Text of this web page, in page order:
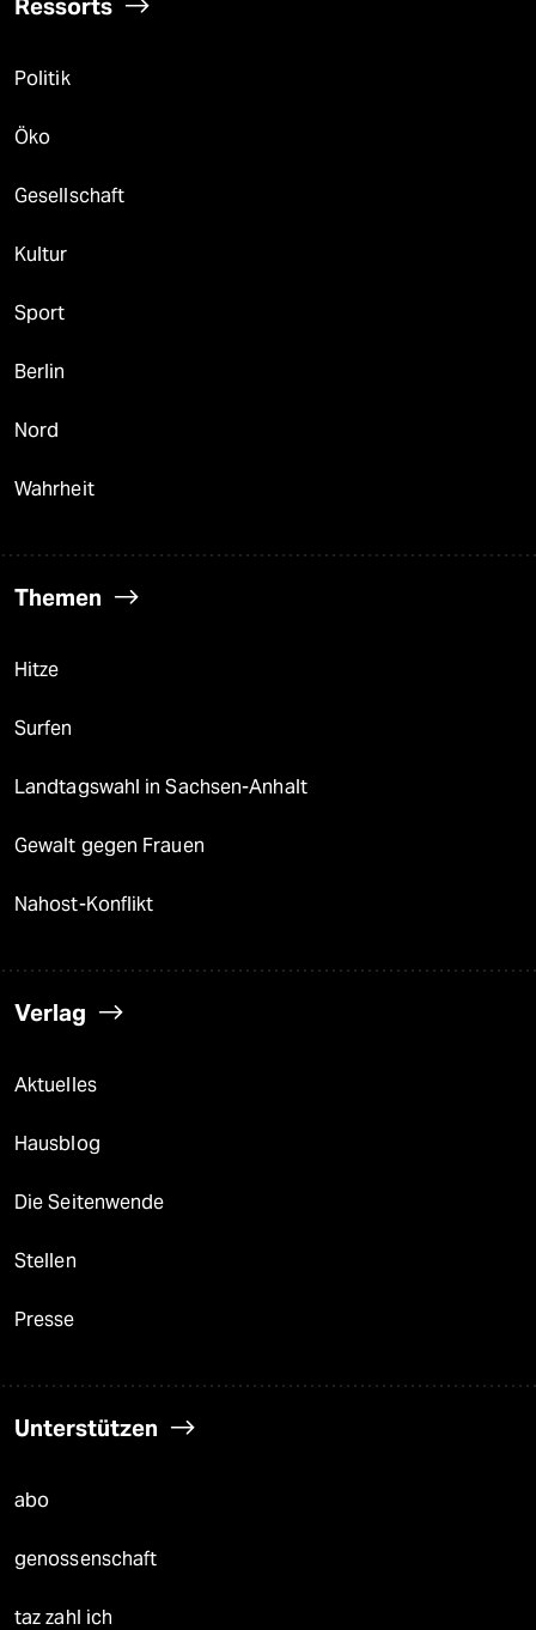
Politik
Öko
Gesellschaft
Kultur
Sport
Berlin
Nord
Wahrheit
Themen
Hitze
Surfen
Landtagswahl in Sachsen-Anhalt
Gewalt gegen Frauen
Nahost-Konflikt
Verlag
Aktuelles
Hausblog
Die Seitenwende
Stellen
Presse
Unterstützen
abo
genossenschaft
taz zahl ich